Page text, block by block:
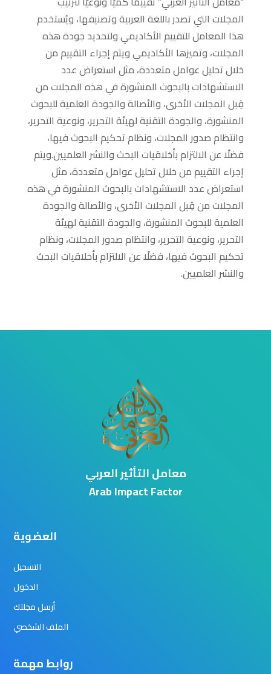
المجلات التي تصدر باللغة العربية وتصنيفها، ويُستخدم
هذا المعامل للتقييم الأكاديمي ولتحديد جودة هذه
المجلات، وتميزها الأكاديمي ويتم إجراء التقييم من
خلال تحليل عوامل متعددة، مثل استعراض عدد
الاستشهادات بالبحوث المنشورة في هذه المجلات من
قِبل المجلات الأخرى، والأصالة والجودة العلمية للبحوث
المنشورة، والجودة التقنية لهيئة التحرير، ونوعية التحرير،
وانتظام صدور المجلات، ونظام تحكيم البحوث فيها،
فضلًا عن الالتزام بأخلاقيات البحث والنشر العلميين.ويتم
إجراء التقييم من خلال تحليل عوامل متعددة، مثل
استعراض عدد الاستشهادات بالبحوث المنشورة في هذه
المجلات من قِبل المجلات الأخرى، والأصالة والجودة
العلمية للبحوث المنشورة، والجودة التقنية لهيئة
التحرير، ونوعية التحرير، وانتظام صدور المجلات، ونظام
تحكيم البحوث فيها، فضلًا عن الالتزام بأخلاقيات البحث
والنشر العلميين.
معامل التأثير العربي
Arab Impact Factor
العضوية
التسجيل
الدخول
أرسل مجلتك
الملف الشخصي
روابط مهمة